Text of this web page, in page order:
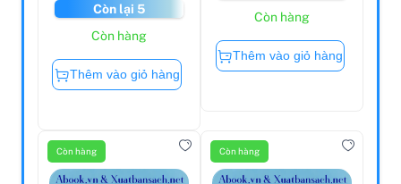
Còn lại 5
Còn hàng
Thêm vào giỏ hàng
Còn hàng
Thêm vào giỏ hàng
Còn hàng Còn hàng